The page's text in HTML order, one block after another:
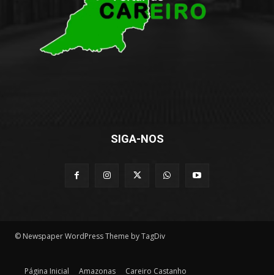
SIGA-NOS
© Newspaper WordPress Theme by TagDiv
Página Inicial Amazonas Careiro Castanho